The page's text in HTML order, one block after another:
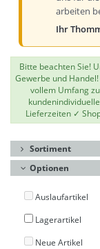
arbeiten
Ihr
Bitte beachten Sie!
Gewerbe und
vollem Umfang
Lieferzeiten ✓
Sortiment
Optionen
Auslaufartikel
Lagerartikel
Neue Artikel